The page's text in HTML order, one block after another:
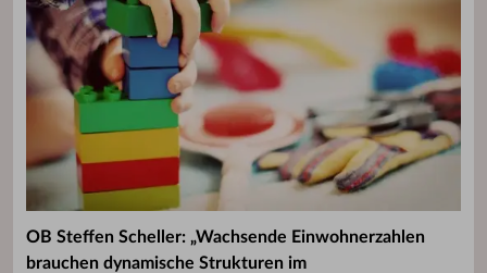
OB Steffen Scheller: „Wachsende Einwohnerzahlen
brauchen dynamische Strukturen im